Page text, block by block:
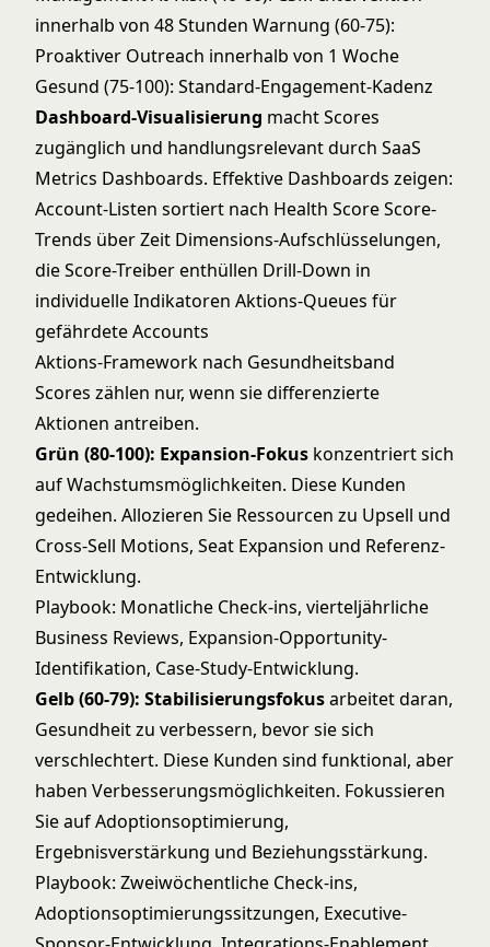
innerhalb von 48 Stunden Warnung (60-75):
Proaktiver Outreach innerhalb von 1 Woche
Gesund (75-100): Standard-Engagement-Kadenz
Dashboard-Visualisierung macht Scores
zugänglich und handlungsrelevant durch SaaS
Metrics Dashboards. Effektive Dashboards zeigen:
Account-Listen sortiert nach Health Score Score-
Trends über Zeit Dimensions-Aufschlüsselungen,
die Score-Treiber enthüllen Drill-Down in
individuelle Indikatoren Aktions-Queues für
gefährdete Accounts
Aktions-Framework nach Gesundheitsband
Scores zählen nur, wenn sie differenzierte
Aktionen antreiben.
Grün (80-100): Expansion-Fokus konzentriert sich
auf Wachstumsmöglichkeiten. Diese Kunden
gedeihen. Allozieren Sie Ressourcen zu Upsell und
Cross-Sell Motions, Seat Expansion und Referenz-
Entwicklung.
Playbook: Monatliche Check-ins, vierteljährliche
Business Reviews, Expansion-Opportunity-
Identifikation, Case-Study-Entwicklung.
Gelb (60-79): Stabilisierungsfokusarbeitet daran,
Gesundheit zu verbessern, bevor sie sich
verschlechtert. Diese Kunden sind funktional, aber
haben Verbesserungsmöglichkeiten. Fokussieren
Sie auf Adoptionsoptimierung,
Ergebnisverstärkung und Beziehungsstärkung.
Playbook: Zweiwöchentliche Check-ins,
Adoptionsoptimierungssitzungen, Executive-